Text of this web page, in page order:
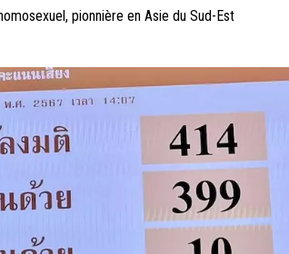
pionnière en Asie du Sud-Est